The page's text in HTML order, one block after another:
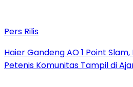
Pers Rilis
Haier Gandeng AO 1 Point
Petenis Komunitas Tampil di